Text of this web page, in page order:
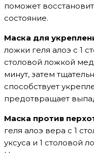
поможет
состояние.
Маска для
ложки геля алоэ с 1
столовой ложкой
минут, затем
способствует
предотвращает
Маска против
геля алоэ вера с 1
уксуса и 1 столовой